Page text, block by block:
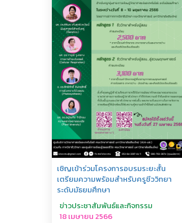
เชิญเข้าร่วมโครงการอบรมระยะสั้น
เตรียมความพร้อมสำหรับครูชีววิทยา
ระดับมัธยมศึกษา
ข่าวประชาสัมพันธ์และกิจกรรม
18 เมษายน 2566